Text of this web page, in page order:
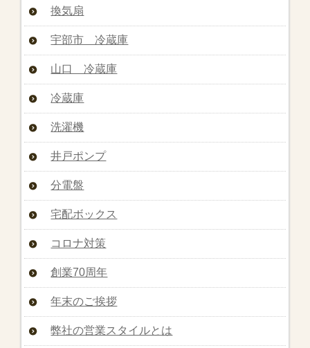
換気扇
宇部市 冷蔵庫
山口 冷蔵庫
冷蔵庫
洗濯機
井戸ポンプ
分電盤
宅配ボックス
コロナ対策
創業70周年
年末のご挨拶
弊社の営業スタイルとは